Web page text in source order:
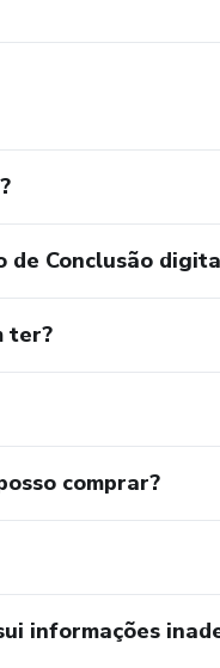
de Conclusão
ter?
comprar?
informações